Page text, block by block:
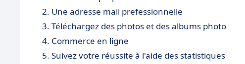
Une adresse mail prefessionnelle
Téléchargez des photos et des albums photo
Commerce en ligne
Suivez votre réussite à l'aide des statistiques